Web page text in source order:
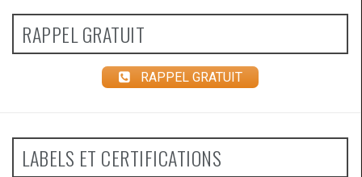
RAPPEL GRATUIT
RAPPEL GRATUIT
LABELS ET CERTIFICATIONS